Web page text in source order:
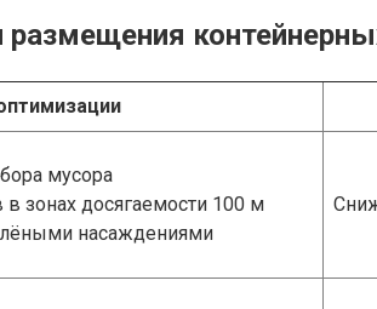
мусора
зонах досягаемости 100 м
насаждениями